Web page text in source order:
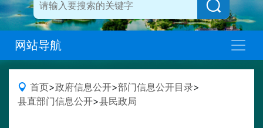
网站导航
首页>政府信息公开>部门信息公开目录>
县直部门信息公开>县民政局